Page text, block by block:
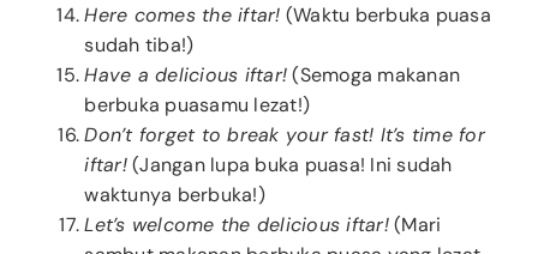
Here comes the iftar! (Waktu berbuka puasa
sudah tiba!)
Have a delicious iftar!(Semoga makanan
berbuka puasamu lezat!)
Don’t forget to break your fast! It’s time for
iftar!(Jangan lupa buka puasa! Ini sudah
waktunya berbuka!)
Let’s welcome the delicious iftar!(Mari